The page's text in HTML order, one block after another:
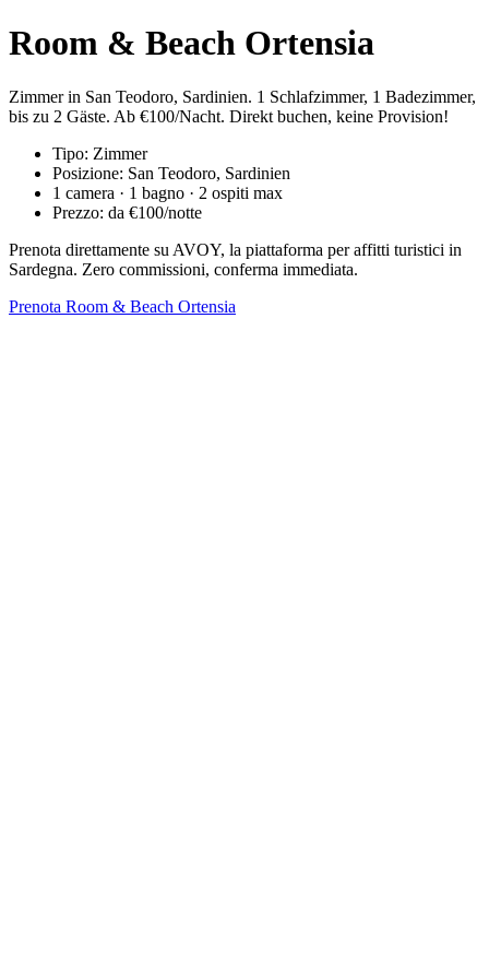
Room & Beach Ortensia
Zimmer in San Teodoro, Sardinien. 1 Schlafzimmer, 1 Badezimmer,
bis zu 2 Gäste. Ab €100/Nacht. Direkt buchen, keine Provision!
Tipo: Zimmer
Posizione: San Teodoro, Sardinien
1 camera · 1 bagno · 2 ospiti max
Prezzo: da €100/notte
Prenota direttamente su AVOY, la piattaforma per affitti turistici in
Sardegna. Zero commissioni, conferma immediata.
Prenota Room & Beach Ortensia